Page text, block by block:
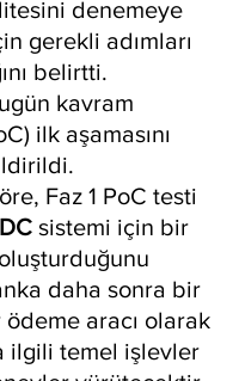
denemeye
gerekli adımları
belirtti.
kavram
ilk aşamasını
Faz 1 PoC testi
sistemi için bir
daha sonra bir
aracı olarak
ilgili temel işlevler